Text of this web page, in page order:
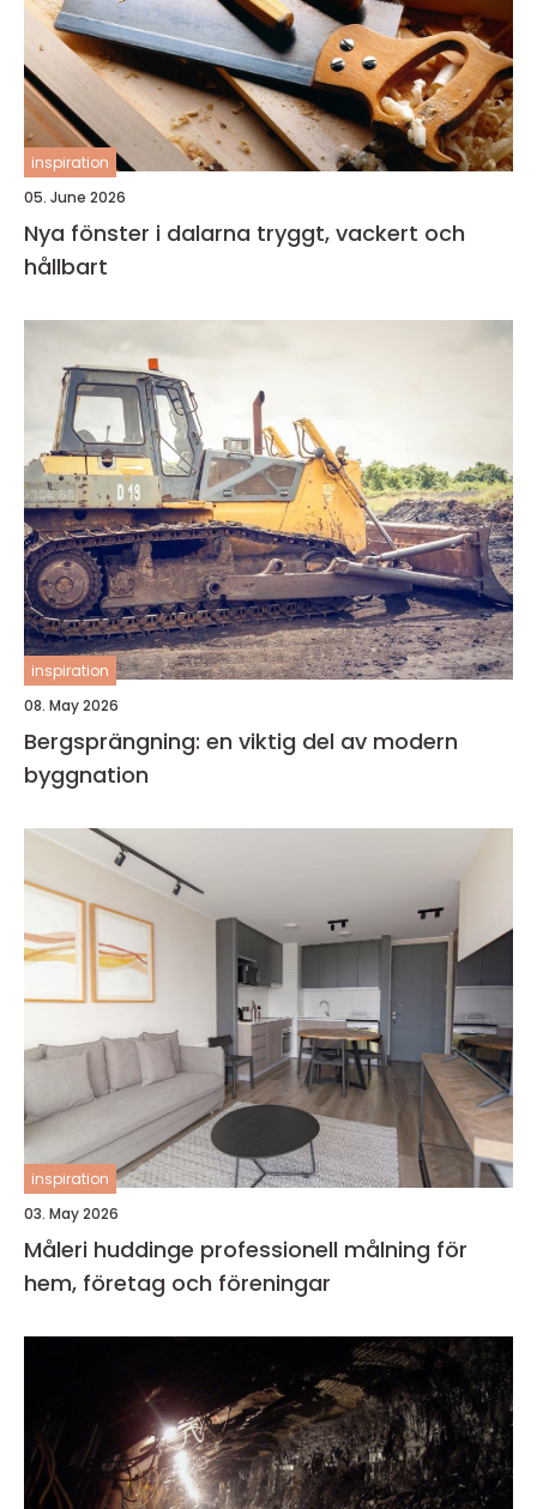
inspiration
05. June 2026
Nya fönster i dalarna tryggt, vackert och
hållbart
inspiration
08. May 2026
Bergsprängning: en viktig del av modern
byggnation
inspiration
03. May 2026
Måleri huddinge professionell målning för
hem, företag och föreningar